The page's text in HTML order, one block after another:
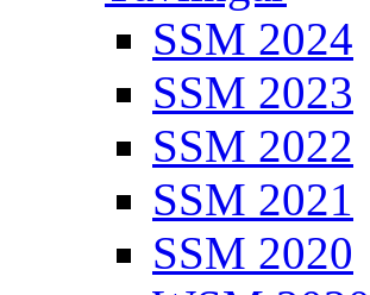
SSM 2024
SSM 2023
SSM 2022
SSM 2021
SSM 2020